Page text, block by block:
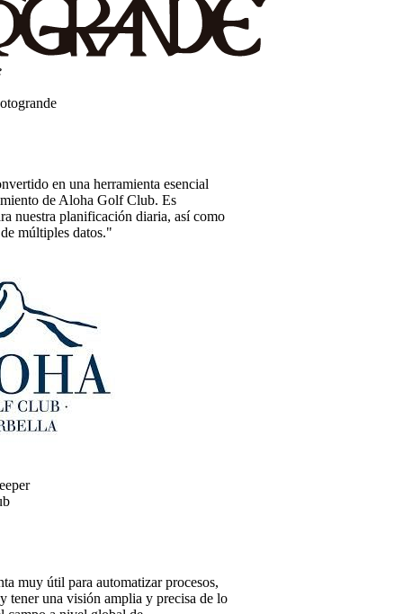
en una herramienta esencial
de Aloha Golf Club. Es
nuestra planificación diaria, así como
múltiples datos."
muy útil para automatizar procesos,
tener una visión amplia y precisa de lo